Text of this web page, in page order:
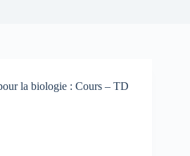
la biologie : Cours – TD